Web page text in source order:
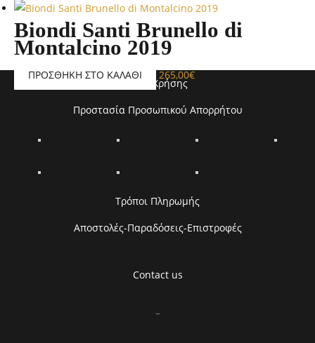
Biondi Santi Brunello di
Montalcino 2019
ΠΡΟΣΘΉΚΗ ΣΤΟ ΚΑΛΆΘΙ 265,00€
Όροι Χρήσης
Προστασία Προσωπικού Απορρήτου
Τρόποι Πληρωμής
Αποστολές-Παραδόσεις-Επιστροφές
Contact us
–